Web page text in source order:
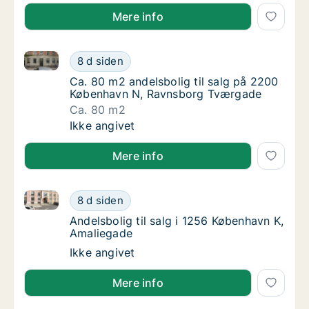
Mere info
Ca. 80 m2 andelsbolig til salg på 2200
8 d siden
Ca. 80 m2 andelsbolig til salg på 2200 København
Ca. 80 m2 andelsbolig til salg på 2200
Ca. 80 m2 andelsbolig til salg på 2200
København N, Ravnsborg Tværgade
Ca. 80 m2
Ca. 80 m2 andelsbolig til salg på 2200
Ikke angivet
Mere info
Andelsbolig til salg i 1256 København K,
8 d siden
Andelsbolig til salg i 1256 København K, Amaliegade
Andelsbolig til salg i 1256 København K,
Andelsbolig til salg i 1256 København K,
Amaliegade
Andelsbolig til salg i 1256 København K,
Ikke angivet
Mere info